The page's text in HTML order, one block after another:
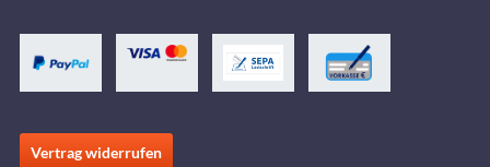
Vertrag widerrufen